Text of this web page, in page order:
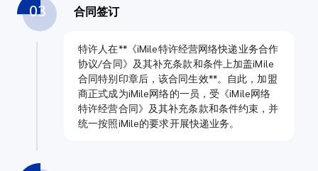
03 合同签订
特许人在**《iMile特许经营网络快递业务合作
协议/合同》及其补充条款和条件上加盖iMile
合同特别印章后，该合同生效**。自此，加盟
商正式成为iMile网络的一员，受《iMile网络
特许经营合同》及其补充条款和条件约束，并
统一按照iMile的要求开展快递业务。